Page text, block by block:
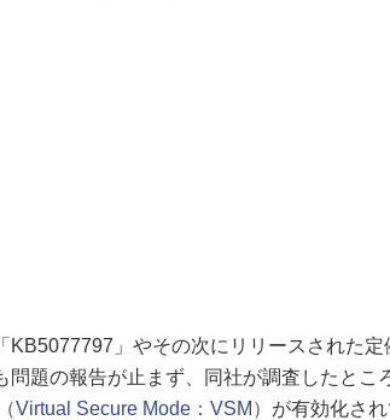
」やその次にリリースされた定
問題の報告が止まず、同社が調査したとこ
Virtual Secure Mode：VSM） が有効化さ